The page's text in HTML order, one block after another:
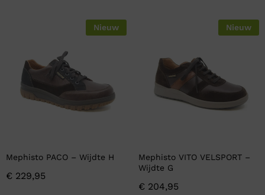
Nieuw
Mephisto PACO – Wijdte H
€ 229,95
Nieuw
Mephisto VITO VELSPORT –
Wijdte G
€ 204,95